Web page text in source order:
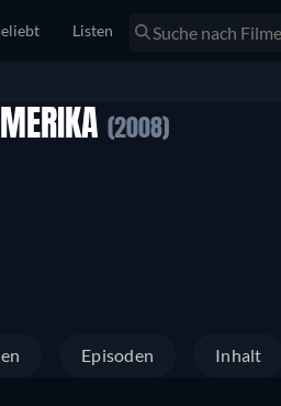
Listen
(2008)
Episoden Inhalt